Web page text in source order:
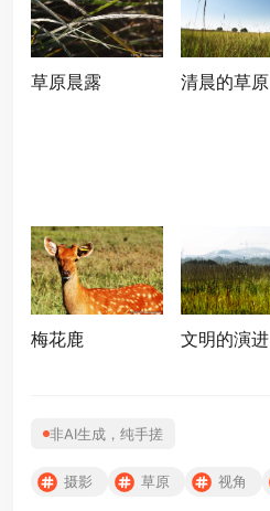
草原晨露 清晨的草原
梅花鹿 文明的演进
非AI生成，纯手搓
摄影 草原 视角